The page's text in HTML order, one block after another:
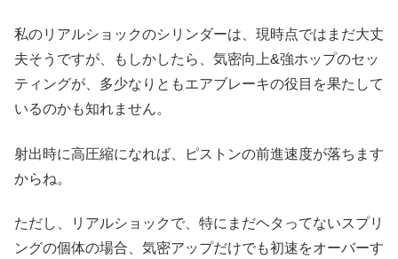
私のリアルショックのシリンダーは、現時点ではまだ大丈
夫そうですが、もしかしたら、気密向上&強ホップのセッ
ティングが、多少なりともエアブレーキの役目を果たして
いるのかも知れません。
射出時に高圧縮になれば、ピストンの前進速度が落ちます
からね。
ただし、リアルショックで、特にまだヘタってないスプリ
ングの個体の場合、気密アップだけでも初速をオーバーす